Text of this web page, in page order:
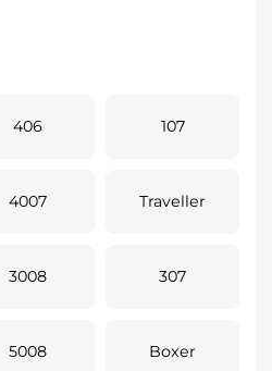
406 107
4007 Traveller
3008 307
5008 Boxer